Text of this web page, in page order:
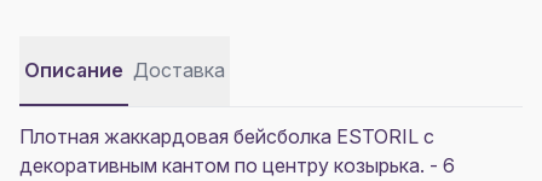
Описание Доставка
Плотная жаккардовая бейсболка ESTORIL с
декоративным кантом по центру козырька. - 6